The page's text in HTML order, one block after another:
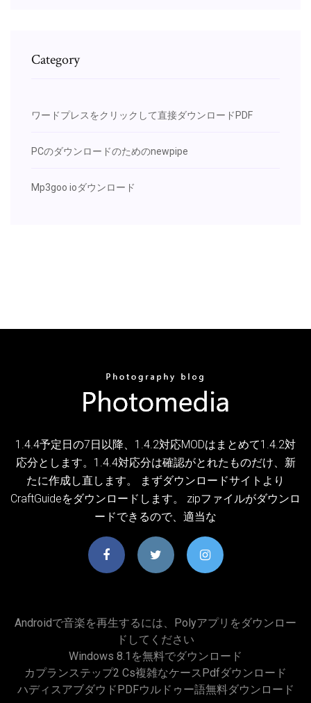
Category
ワードプレスをクリックして直接ダウンロードPDF
PCのダウンロードのためのnewpipe
Mp3goo ioダウンロード
1.4.4予定日の7日以降、1.4.2対応MODはまとめて1.4.2対
応分とします。1.4.4対応分は確認がとれたものだけ、新
たに作成し直します。 まずダウンロードサイトより
CraftGuideをダウンロードします。 zipファイルがダウンロ
ードできるので、適当な
Androidで音楽を再生するには、polyアプリをダウンロー
ドしてください
Windows 8.1を無料でダウンロード
カプランステップ2 Cs複雑なケースpdfダウンロード
ハディスアブダウドPDFウルドゥー語無料ダウンロード